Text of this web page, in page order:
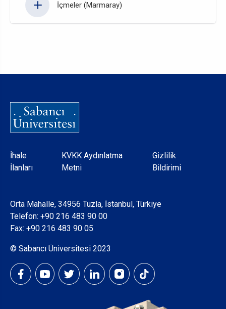
İçmeler (Marmaray)
Dipnot
İhale
İlanları
KVKK Aydınlatma
Metni
Gizlilik
Bildirimi
Orta Mahalle, 34956 Tuzla, İstanbul, Türkiye
Telefon: +90 216 483 90 00
Fax: +90 216 483 90 05
© Sabancı Üniversitesi 2023